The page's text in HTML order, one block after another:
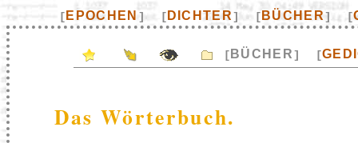
[ EPOCHEN ] [ DICHTER] [ BÜCHER] [
[ BÜCHER] [
Das Wörterbuch.